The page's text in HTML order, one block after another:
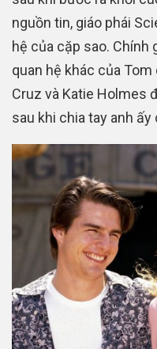
nguồn tin, giáo phái
hệ của cặp sao. Chính
quan hệ khác của
Cruz và Katie Holmes
sau khi chia tay anh